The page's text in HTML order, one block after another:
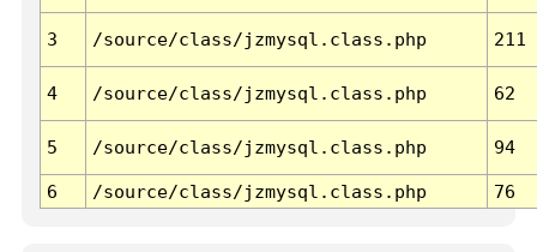
3 /source/class/jzmysql.class.php 211
4 /source/class/jzmysql.class.php 62
5 /source/class/jzmysql.class.php 94
6 /source/class/jzmysql.class.php 76